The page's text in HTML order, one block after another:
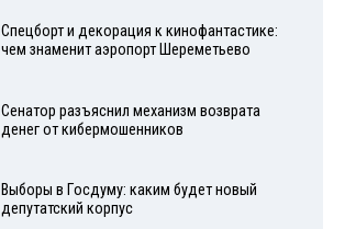
Спецборт и декорация к кинофантастике:
чем знаменит аэропорт Шереметьево
Сенатор разъяснил механизм возврата
денег от кибермошенников
Выборы в Госдуму: каким будет новый
депутатский корпус